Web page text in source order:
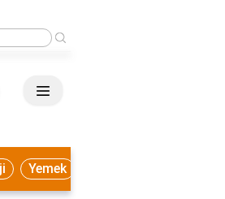
fark nedir?
Yemek